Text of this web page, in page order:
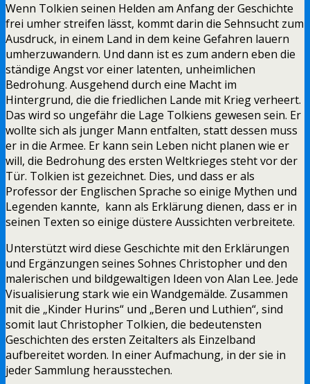
Wenn Tolkien seinen Helden am Anfang der Geschichte
frei umher streifen lässt, kommt darin die Sehnsucht zum
Ausdruck, in einem Land in dem keine Gefahren lauern
umherzuwandern. Und dann ist es zum andern eben die
ständige Angst vor einer latenten, unheimlichen
Bedrohung. Ausgehend durch eine Macht im
Hintergrund, die die friedlichen Lande mit Krieg verheert.
Das wird so ungefähr die Lage Tolkiens gewesen sein. Er
wollte sich als junger Mann entfalten, statt dessen muss
er in die Armee. Er kann sein Leben nicht planen wie er
will, die Bedrohung des ersten Weltkrieges steht vor der
Tür. Tolkien ist gezeichnet. Dies, und dass er als
Professor der Englischen Sprache so einige Mythen und
Legenden kannte, kann als Erklärung dienen, dass er in
seinen Texten so einige düstere Aussichten verbreitete.
Unterstützt wird diese Geschichte mit den Erklärungen
und Ergänzungen seines Sohnes Christopher und den
malerischen und bildgewaltigen Ideen von Alan Lee. Jede
Visualisierung stark wie ein Wandgemälde. Zusammen
mit die „Kinder Hurins“ und „Beren und Luthien“, sind
somit laut Christopher Tolkien, die bedeutensten
Geschichten des ersten Zeitalters als Einzelband
aufbereitet worden. In einer Aufmachung, in der sie in
jeder Sammlung herausstechen.